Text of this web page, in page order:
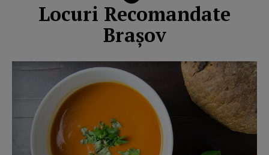
Locuri Recomandate
Brașov